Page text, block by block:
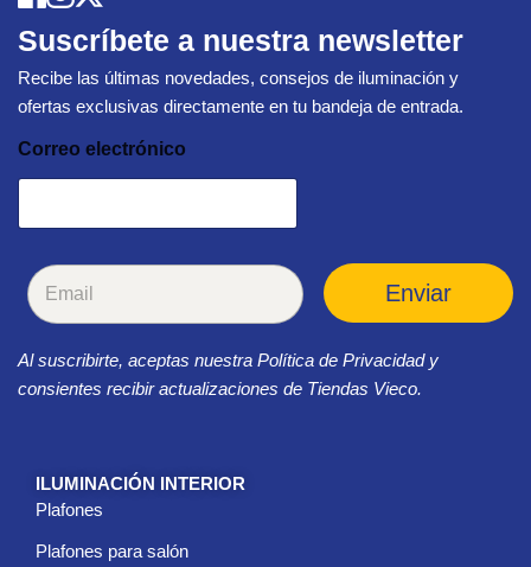
Suscríbete a nuestra newsletter
Recibe las últimas novedades, consejos de iluminación y
ofertas exclusivas directamente en tu bandeja de entrada.
Correo electrónico
C
o
e
o
ó
Enviar
Al suscribirte, aceptas nuestra Política de Privacidad y
consientes recibir actualizaciones de Tiendas Vieco.
ILUMINACIÓN INTERIOR
Plafones
Plafones para salón